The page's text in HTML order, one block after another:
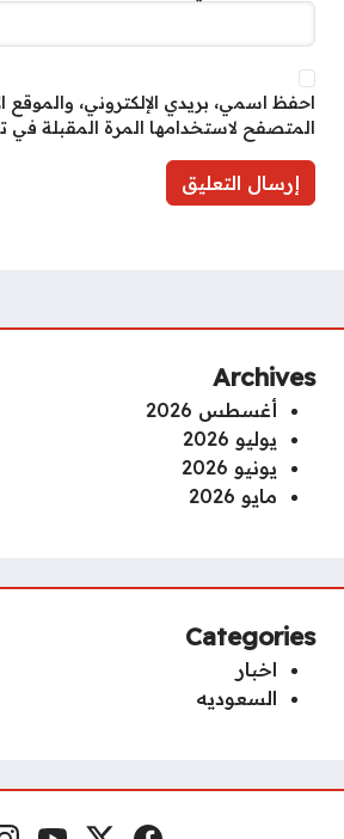
احفظ اسمي، بريدي الإلكتروني، والموقع
المتصفح لاستخدامها المرة المقبلة في
Archives
أغسطس 2026
يوليو 2026
يونيو 2026
مايو 2026
Categories
اخبار
السعوديه